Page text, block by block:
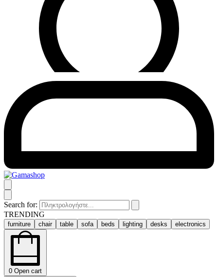
Search for:
TRENDING
furniture chair table sofa beds lighting desks electronics
0 Open cart